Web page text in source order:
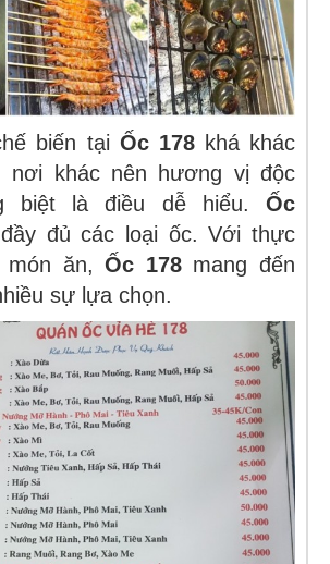
biến tại Ốc 178khá khác
nơi khác nên hương vị độc
biệt là điều dễ hiểu. Ốc
đủ các loại ốc. Với thực
món ăn,Ốc 178 mang đến
sự lựa chọn.